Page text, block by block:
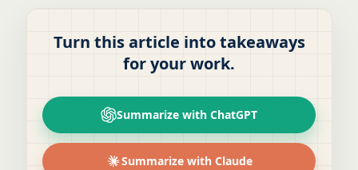
Turn this article into takeaways
for your work.
Summarize with ChatGPT
Summarize with Claude